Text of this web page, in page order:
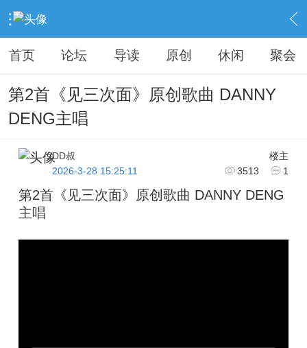
› KAIPINGREN › 原创之作 › 内容
首页 论坛 导读 原创 休闲 聚会
第2首《见三次面》原创歌曲 DANNY
DENG主唱
楼主
DD叔
3513
1
2026-3-28 15:25:11
第2首《见三次面》原创歌曲 DANNY DENG
主唱